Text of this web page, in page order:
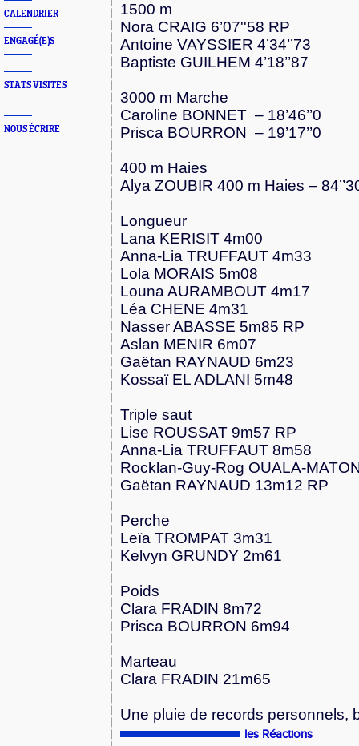
CALENDRIER
ENGAGÉ(E)S
STATS VISITES
NOUS ÉCRIRE
1500 m
Nora CRAIG 6’07''58 RP
Antoine VAYSSIER 4’34’’73
Baptiste GUILHEM 4’18’’87
3000 m Marche
Caroline BONNET – 18’46’’0
Prisca BOURRON – 19’17’’0
400 m Haies
Alya ZOUBIR 400 m Haies –
Longueur
Lana KERISIT 4m00
Anna-Lia TRUFFAUT 4m33
Lola MORAIS 5m08
Louna AURAMBOUT 4m17
Léa CHENE 4m31
Nasser ABASSE 5m85 RP
Aslan MENIR 6m07
Gaëtan RAYNAUD 6m23
Kossaï EL ADLANI 5m48
Triple saut
Lise ROUSSAT 9m57 RP
Anna-Lia TRUFFAUT 8m58
Rocklan-Guy-Rog OUALA-
Gaëtan RAYNAUD 13m12 RP
Perche
Leïa TROMPAT 3m31
Kelvyn GRUNDY 2m61
Poids
Clara FRADIN 8m72
Prisca BOURRON 6m94
Marteau
Clara FRADIN 21m65
Une pluie de records personnels,
les Réactions